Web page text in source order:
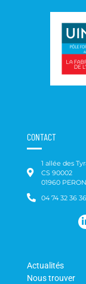
CONTACT
1 allée des
CS 90002
01960
04 74 32 36 36
Actualités
Nous trouver